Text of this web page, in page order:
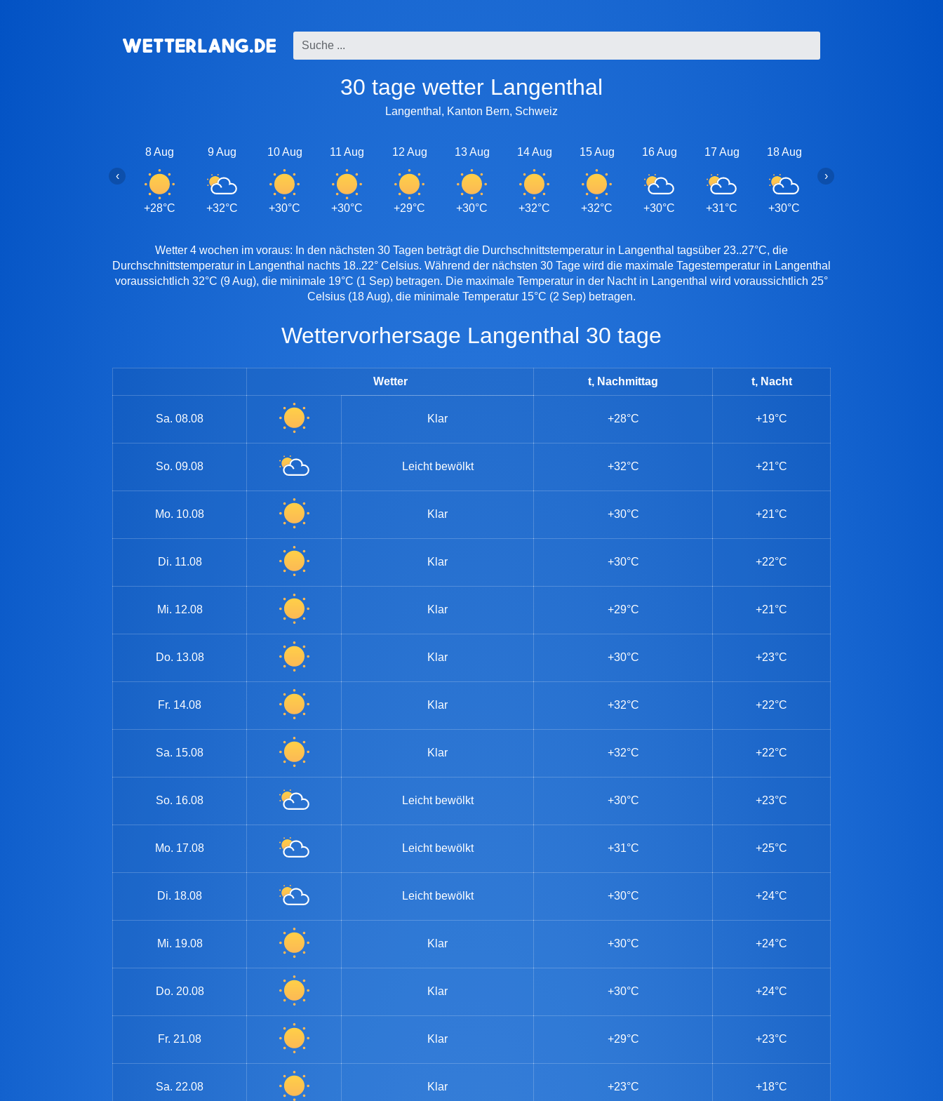
30 tage wetter Langenthal
Langenthal, Kanton Bern, Schweiz
8 Aug
+28°C
9 Aug
+32°C
10 Aug
+30°C
11 Aug
+30°C
12 Aug
+29°C
13 Aug
+30°C
14 Aug
+32°C
15 Aug
+32°C
16 Aug
+30°C
17 Aug
+31°C
18 Aug
+30°C
‹ ›
Wetter 4 wochen im voraus: In den nächsten 30 Tagen beträgt die Durchschnittstemperatur in Langenthal tagsüber 23..27°C, die
Durchschnittstemperatur in Langenthal nachts 18..22° Celsius. Während der nächsten 30 Tage wird die maximale Tagestemperatur in Langenthal
voraussichtlich 32°C (9 Aug), die minimale 19°C (1 Sep) betragen. Die maximale Temperatur in der Nacht in Langenthal wird voraussichtlich 25°
Celsius (18 Aug), die minimale Temperatur 15°C (2 Sep) betragen.
Wettervorhersage Langenthal 30 tage
Wetter t, Nachmittag t, Nacht
Sa. 08.08 Klar +28°C +19°C
So. 09.08 Leicht bewölkt +32°C +21°C
Mo. 10.08 Klar +30°C +21°C
Di. 11.08 Klar +30°C +22°C
Mi. 12.08 Klar +29°C +21°C
Do. 13.08 Klar +30°C +23°C
Fr. 14.08 Klar +32°C +22°C
Sa. 15.08 Klar +32°C +22°C
So. 16.08 Leicht bewölkt +30°C +23°C
Mo. 17.08 Leicht bewölkt +31°C +25°C
Di. 18.08 Leicht bewölkt +30°C +24°C
Mi. 19.08 Klar +30°C +24°C
Do. 20.08 Klar +30°C +24°C
Fr. 21.08 Klar +29°C +23°C
Sa. 22.08 Klar +23°C +18°C